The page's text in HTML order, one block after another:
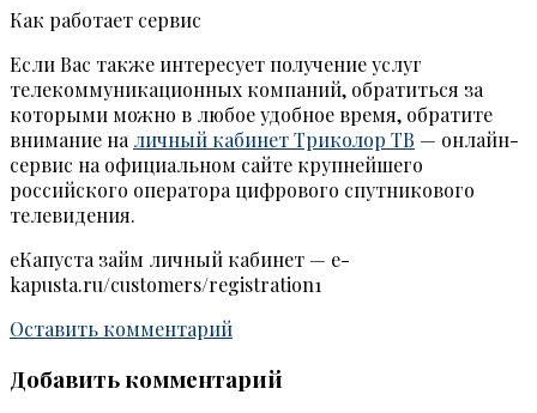
Как работает сервис
Если Вас также интересует получение услуг
телекоммуникационных компаний, обратиться за
которыми можно в любое удобное время, обратите
внимание наличный кабинет Триколор ТВ — онлайн-
сервис на официальном сайте крупнейшего
российского оператора цифрового спутникового
телевидения.
еКапуста займ личный кабинет — e-
kapusta.ru/customers/registration1
Оставить комментарий
Добавить комментарий